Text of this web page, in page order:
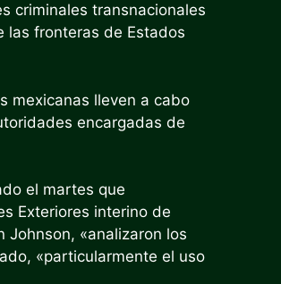
criminales transnacionales
las fronteras de Estados
mexicanas lleven a cabo
encargadas de
el martes que
Exteriores interino de
Johnson, «analizaron los
«particularmente el uso